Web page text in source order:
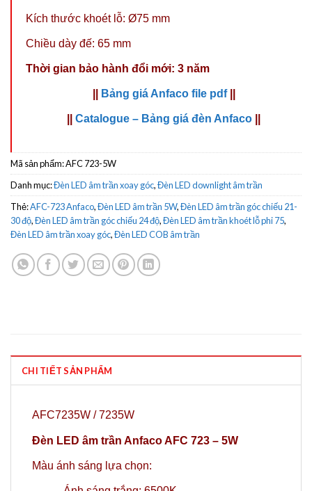
Kích thước khoét lỗ: Ø75 mm
Chiều dày đế: 65 mm
Thời gian bảo hành đổi mới: 3 năm
Bảng giá Anfaco file pdf
Catalogue – Bảng giá đèn Anfaco
Mã sản phẩm:AFC 723-5W
Danh mục:Đèn LED âm trần xoay góc,Đèn LED downlight âm trần
Thẻ:AFC-723 Anfaco,Đèn LED âm trần 5W,Đèn LED âm trần góc chiếu 21-
30 độ,Đèn LED âm trần góc chiếu 24 độ,Đèn LED âm trần khoét lỗ phi 75,
Đèn LED âm trần xoay góc,Đèn LED COB âm trần
CHI TIẾT SẢN PHẨM
AFC7235W / 7235W
Đèn LED âm trần Anfaco AFC 723 – 5W
Màu ánh sáng lựa chọn: